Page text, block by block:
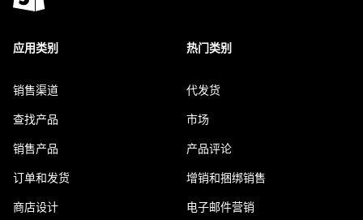
应用类别
销售渠道
查找产品
销售产品
订单和发货
商店设计
热门类别
代发货
市场
产品评论
增销和捆绑销售
电子邮件营销